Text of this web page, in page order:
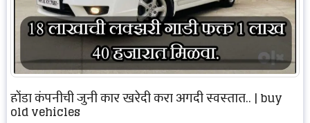
होंडा कंपनीची जुनी कार खरेदी करा अगदी स्वस्तात.. | buy
old vehicles